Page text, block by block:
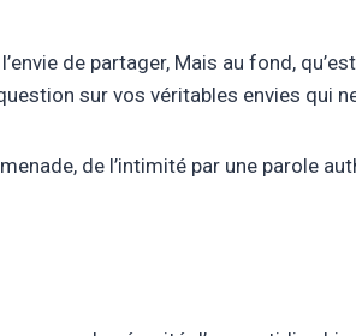
de partager, Mais au fond,
sur vos véritables envies qui
de l’intimité par une parole